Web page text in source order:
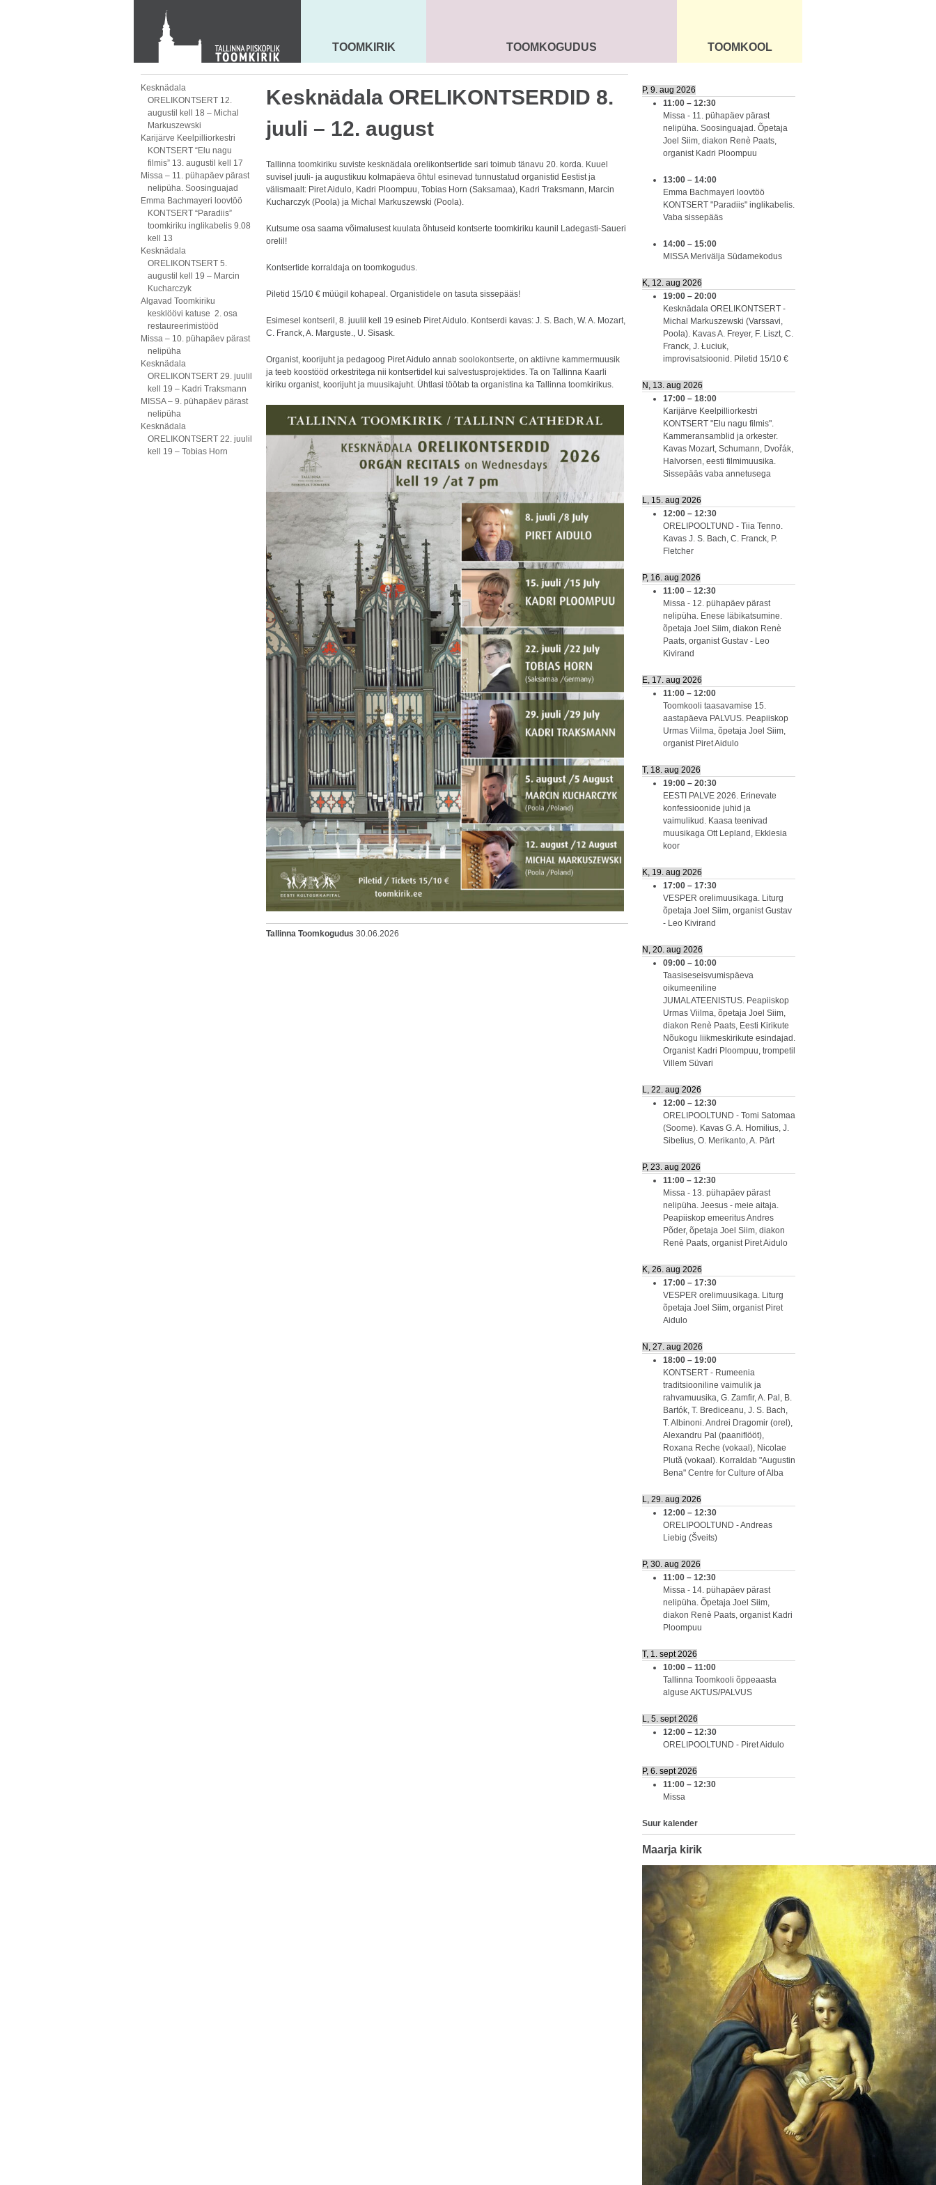
Toom-Kooli 6, 10130 TALLINN
tallinna.toom
+372 644 4140
MAARJA KIRIK
TOOMKIRIK SEENIORID KOGUDUS
TOOMKOGUDUS ÜLDINFO
TOOMKOOL
Kesknädala
ORELIKONTSERT 12.
augustil kell 18 – Michal
Markuszewski
Karijärve Keelpilliorkestri
KONTSERT “Elu nagu
filmis” 13. augustil kell 17
Missa – 11. pühapäev pärast
nelipüha. Soosinguajad
Emma Bachmayeri loovtöö
KONTSERT “Paradiis”
toomkiriku inglikabelis 9.08
kell 13
Kesknädala
ORELIKONTSERT 5.
augustil kell 19 – Marcin
Kucharczyk
Algavad Toomkiriku
kesklöövi katuse 2. osa
restaureerimistööd
Missa – 10. pühapäev pärast
nelipüha
Kesknädala
ORELIKONTSERT 29. juulil
kell 19 – Kadri Traksmann
MISSA – 9. pühapäev pärast
nelipüha
Kesknädala
ORELIKONTSERT 22. juulil
kell 19 – Tobias Horn
Kesknädala ORELIKONTSERDID 8.
juuli – 12. august
Tallinna toomkiriku suviste kesknädala orelikontsertide sari toimub tänavu 20. korda. Kuuel
suvisel juuli- ja augustikuu kolmapäeva õhtul esinevad tunnustatud organistid Eestist ja
välismaalt: Piret Aidulo, Kadri Ploompuu, Tobias Horn (Saksamaa), Kadri Traksmann, Marcin
Kucharczyk (Poola) ja Michal Markuszewski (Poola).
Kutsume osa saama võimalusest kuulata õhtuseid kontserte toomkiriku kaunil Ladegasti-Saueri
orelil!
Kontsertide korraldaja on toomkogudus.
Piletid 15/10 € müügil kohapeal. Organistidele on tasuta sissepääs!
Esimesel kontseril, 8. juulil kell 19 esineb Piret Aidulo. Kontserdi kavas: J. S. Bach, W. A. Mozart,
C. Franck, A. Marguste., U. Sisask.
Organist, koorijuht ja pedagoog Piret Aidulo annab soolokontserte, on aktiivne kammermuusik
ja teeb koostööd orkestritega nii kontsertidel kui salvestusprojektides. Ta on Tallinna Kaarli
kiriku organist, koorijuht ja muusikajuht. Ühtlasi töötab ta organistina ka Tallinna toomkirikus.
Tallinna Toomkogudus 30.06.2026
P, 9. aug 2026
11:00 – 12:30
Missa - 11. pühapäev pärast
nelipüha. Soosinguajad. Õpetaja
Joel Siim, diakon Renè Paats,
organist Kadri Ploompuu
13:00 – 14:00
Emma Bachmayeri loovtöö
KONTSERT "Paradiis" inglikabelis.
Vaba sissepääs
14:00 – 15:00
MISSA Merivälja Südamekodus
K, 12. aug 2026
19:00 – 20:00
Kesknädala ORELIKONTSERT -
Michal Markuszewski (Varssavi,
Poola). Kavas A. Freyer, F. Liszt, C.
Franck, J. Łuciuk,
improvisatsioonid. Piletid 15/10 €
N, 13. aug 2026
17:00 – 18:00
Karijärve Keelpilliorkestri
KONTSERT "Elu nagu filmis".
Kammeransamblid ja orkester.
Kavas Mozart, Schumann, Dvořák,
Halvorsen, eesti filmimuusika.
Sissepääs vaba annetusega
L, 15. aug 2026
12:00 – 12:30
ORELIPOOLTUND - Tiia Tenno.
Kavas J. S. Bach, C. Franck, P.
Fletcher
P, 16. aug 2026
11:00 – 12:30
Missa - 12. pühapäev pärast
nelipüha. Enese läbikatsumine.
õpetaja Joel Siim, diakon Renè
Paats, organist Gustav - Leo
Kivirand
E, 17. aug 2026
11:00 – 12:00
Toomkooli taasavamise 15.
aastapäeva PALVUS. Peapiiskop
Urmas Viilma, õpetaja Joel Siim,
organist Piret Aidulo
T, 18. aug 2026
19:00 – 20:30
EESTI PALVE 2026. Erinevate
konfessioonide juhid ja
vaimulikud. Kaasa teenivad
muusikaga Ott Lepland, Ekklesia
koor
K, 19. aug 2026
17:00 – 17:30
VESPER orelimuusikaga. Liturg
õpetaja Joel Siim, organist Gustav
- Leo Kivirand
N, 20. aug 2026
09:00 – 10:00
Taasiseseisvumispäeva
oikumeeniline
JUMALATEENISTUS. Peapiiskop
Urmas Viilma, õpetaja Joel Siim,
diakon Renè Paats, Eesti Kirikute
Nõukogu liikmeskirikute esindajad.
Organist Kadri Ploompuu, trompetil
Villem Süvari
L, 22. aug 2026
12:00 – 12:30
ORELIPOOLTUND - Tomi Satomaa
(Soome). Kavas G. A. Homilius, J.
Sibelius, O. Merikanto, A. Pärt
P, 23. aug 2026
11:00 – 12:30
Missa - 13. pühapäev pärast
nelipüha. Jeesus - meie aitaja.
Peapiiskop emeeritus Andres
Põder, õpetaja Joel Siim, diakon
Renè Paats, organist Piret Aidulo
K, 26. aug 2026
17:00 – 17:30
VESPER orelimuusikaga. Liturg
õpetaja Joel Siim, organist Piret
Aidulo
N, 27. aug 2026
18:00 – 19:00
KONTSERT - Rumeenia
traditsiooniline vaimulik ja
rahvamuusika, G. Zamfir, A. Pal, B.
Bartók, T. Brediceanu, J. S. Bach,
T. Albinoni. Andrei Dragomir (orel),
Alexandru Pal (paaniflööt),
Roxana Reche (vokaal), Nicolae
Plută (vokaal). Korraldab "Augustin
Bena" Centre for Culture of Alba
L, 29. aug 2026
12:00 – 12:30
ORELIPOOLTUND - Andreas
Liebig (Šveits)
P, 30. aug 2026
11:00 – 12:30
Missa - 14. pühapäev pärast
nelipüha. Õpetaja Joel Siim,
diakon Renè Paats, organist Kadri
Ploompuu
T, 1. sept 2026
10:00 – 11:00
Tallinna Toomkooli õppeaasta
alguse AKTUS/PALVUS
L, 5. sept 2026
12:00 – 12:30
ORELIPOOLTUND - Piret Aidulo
P, 6. sept 2026
11:00 – 12:30
Missa
Suur kalender
Maarja kirik